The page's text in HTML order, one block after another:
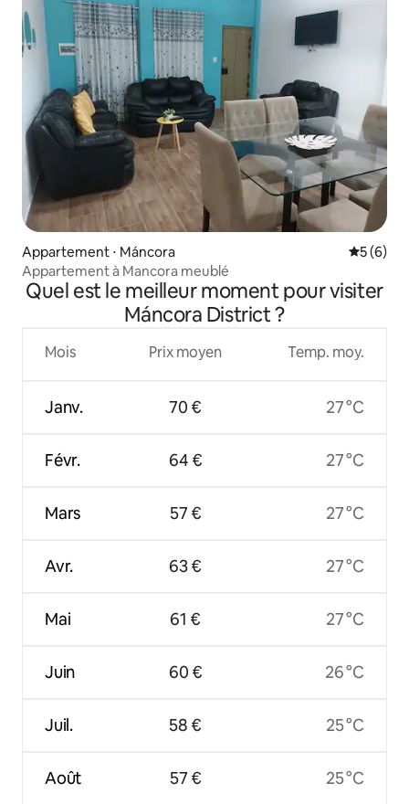
Appartement ⋅ Máncora
5 (6)
Appartement à Mancora meublé
Quel est le meilleur moment pour visiter
Máncora District ?
Mois
Janv.
Févr.
Mars
Avr.
Mai
Juin
Juil.
Août
Prix moyen
70 €
64 €
57 €
63 €
61 €
60 €
58 €
57 €
Temp. moy.
27 °C
27 °C
27 °C
27 °C
27 °C
26 °C
25 °C
25 °C